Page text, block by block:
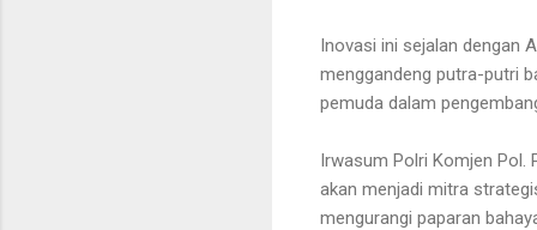
Inovasi ini sejalan dengan
menggandeng putra-putri
pemuda dalam
Irwasum Polri Komjen Pol.
akan menjadi mitra
mengurangi paparan